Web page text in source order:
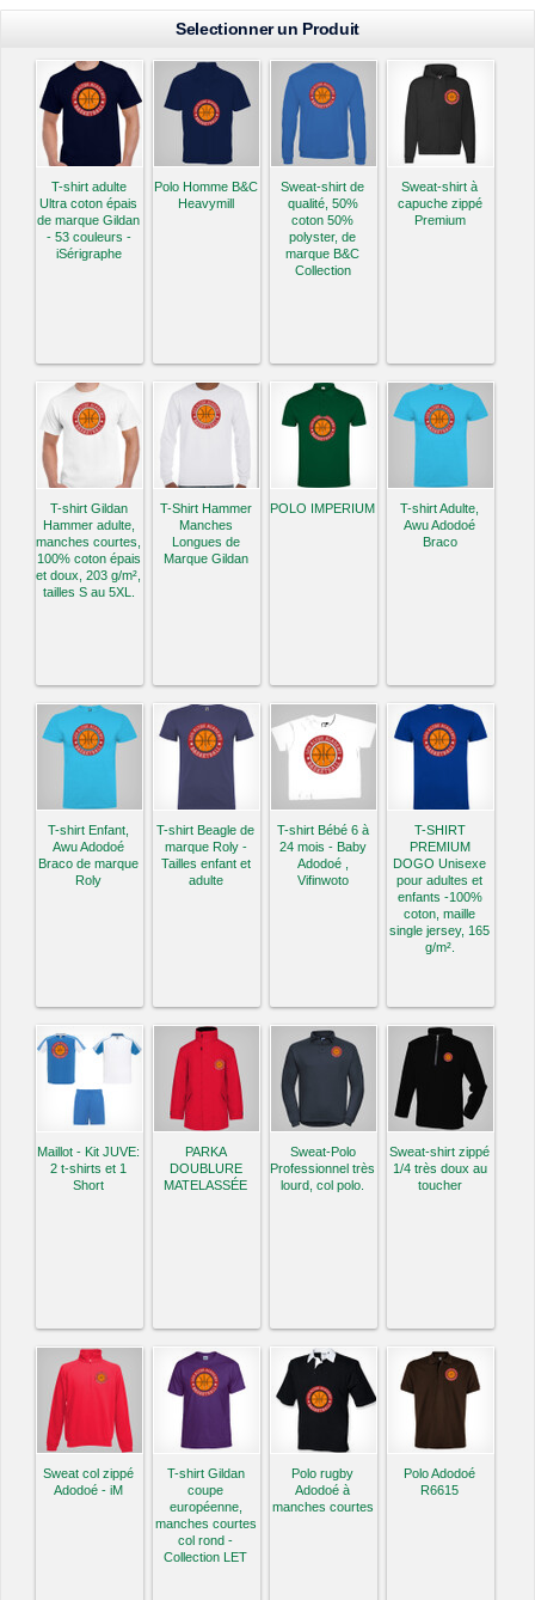
Selectionner un Produit
T-shirt adulte
Ultra coton épais
de marque Gildan
- 53 couleurs -
iSérigraphe
Polo Homme B&C
Heavymill
Sweat-shirt de
qualité, 50%
coton 50%
polyster, de
marque B&C
Collection
Sweat-shirt à
capuche zippé
Premium
T-shirt Gildan
Hammer adulte,
manches courtes,
100% coton épais
et doux, 203 g/m²,
tailles S au 5XL.
T-Shirt Hammer
Manches
Longues de
Marque Gildan
POLO IMPERIUM
T-shirt Adulte,
Awu Adodoé
Braco
T-shirt Enfant,
Awu Adodoé
Braco de marque
Roly
T-shirt Beagle de
marque Roly -
Tailles enfant et
adulte
T-shirt Bébé 6 à
24 mois - Baby
Adodoé ,
Vifinwoto
T-SHIRT
PREMIUM
DOGO Unisexe
pour adultes et
enfants -100%
coton, maille
single jersey, 165
g/m².
Maillot - Kit JUVE:
2 t-shirts et 1
Short
PARKA
DOUBLURE
MATELASSÉE
Sweat-Polo
Professionnel très
lourd, col polo.
Sweat-shirt zippé
1/4 très doux au
toucher
Sweat col zippé
Adodoé - iM
T-shirt Gildan
coupe
européenne,
manches courtes
col rond -
Collection LET
Polo rugby
Adodoé à
manches courtes
Polo Adodoé
R6615